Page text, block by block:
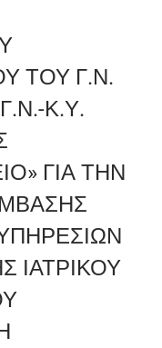
ΤΟΥ Γ.Ν.
Κ.Υ.
ΓΙΑ ΤΗΝ
ΙΑΤΡΙΚΟΥ